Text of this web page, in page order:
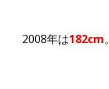
2008年は182cm。